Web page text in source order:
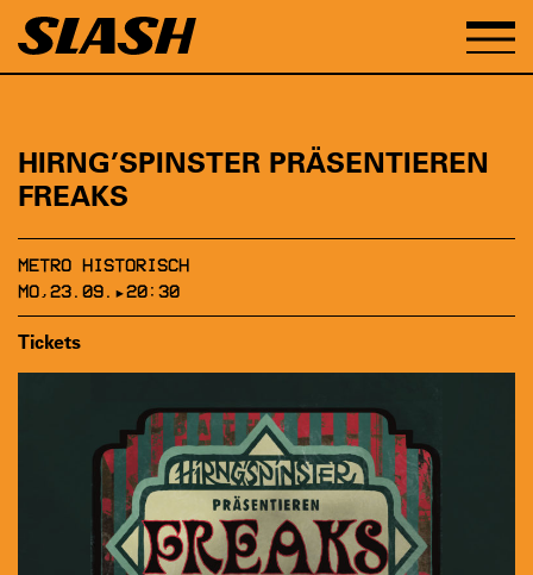
HIRNG’SPINSTER PRÄSENTIEREN
FREAKS
METRO HISTORISCH
MO,23.09.▸20:30
Tickets